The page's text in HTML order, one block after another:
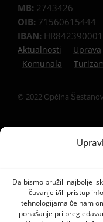
Da bismo pružili najbolje
čuvanje i/ili pristup
tehnologijama će nam
ponašanje pri
MB: 2743426
OIB: 71560615444
IBAN:
Aktualnosti Uprava
Komunala
© 2022 Općina